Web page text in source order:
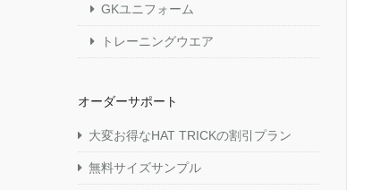
GKユニフォーム
トレーニングウエア
オーダーサポート
大変お得なHAT TRICKの割引プラン
無料サイズサンプル